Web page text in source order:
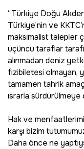
“Türkiye Doğu
Türkiye’nin ve
maksimalist talepler
üçüncü taraflar
alınmadan deniz
fizibiletesi olmayan,
tamamen tahrik
ısrarla sürdürülmeye
Hak ve
karşı bizim
Daha önce ne